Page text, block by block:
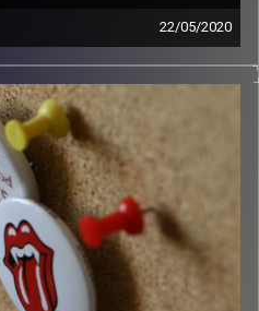
22/05/2020
קלאסיקות רוק עם אורן הוף.
włodi